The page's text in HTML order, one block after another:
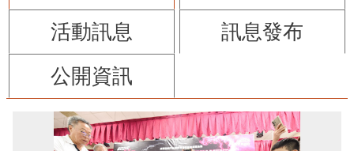
活動訊息
訊息發布
公開資訊